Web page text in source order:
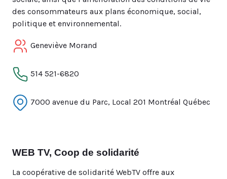
des consommateurs aux plans économique, social,
politique et environnemental.
Geneviève Morand
514 521-6820
7000 avenue du Parc, Local 201 Montréal Québec
WEB TV, Coop de solidarité
La coopérative de solidarité WebTV offre aux